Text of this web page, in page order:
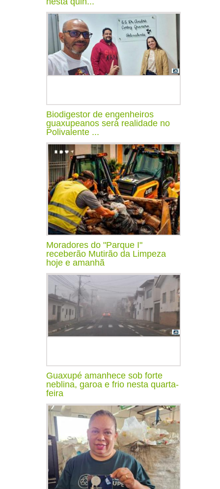
Biodigestor de engenheiros
guaxupeanos será realidade no
Polivalente ...
Moradores do "Parque I"
receberão Mutirão da Limpeza
hoje e amanhã
Guaxupé amanhece sob forte
neblina, garoa e frio nesta quarta-
feira